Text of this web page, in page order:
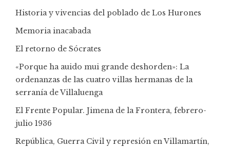
Historia y vivencias del poblado de Los Hurones
Memoria inacabada
El retorno de Sócrates
«Porque ha auido mui grande deshorden»: La
ordenanzas de las cuatro villas hermanas de la
serranía de Villaluenga
El Frente Popular. Jimena de la Frontera, febrero-
julio 1936
República, Guerra Civil y represión en Villamartín,